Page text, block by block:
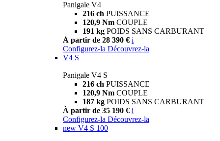
Panigale V4
216 ch PUISSANCE
120,9 Nm COUPLE
191 kg POIDS SANS CARBURANT
À partir de 28 390 € i
Configurez-la Découvrez-la
V4 S
Panigale V4 S
216 ch PUISSANCE
120,9 Nm COUPLE
187 kg POIDS SANS CARBURANT
À partir de 35 190 € i
Configurez-la Découvrez-la
new V4 S 100